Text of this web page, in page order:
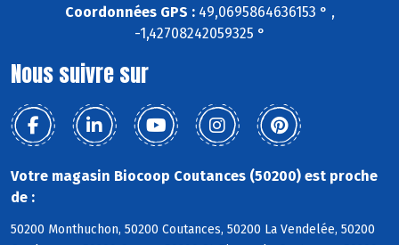
Coordonnées GPS :49,0695864636153 ° ,
-1,42708242059325 °
Nous suivre sur
Votre magasin Biocoop Coutances (50200) est proche
de :
50200 Monthuchon, 50200 Coutances, 50200 La Vendelée, 50200